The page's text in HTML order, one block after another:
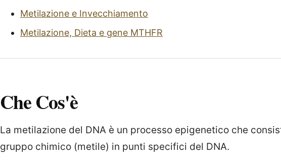
Metilazione e Invecchiamento
Metilazione, Dieta e gene MTHFR
Che Cos'è
La metilazione del DNA è un processo epigenetico che
gruppo chimico (metile) in punti specifici del DNA.